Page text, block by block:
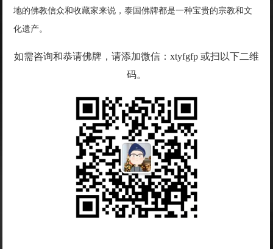
地的佛教信众和收藏家来说，泰国佛牌都是一种宝贵的宗教和文
化遗产。
如需咨询和恭请佛牌，请添加微信：xtyfgfp 或扫以下二维
码。